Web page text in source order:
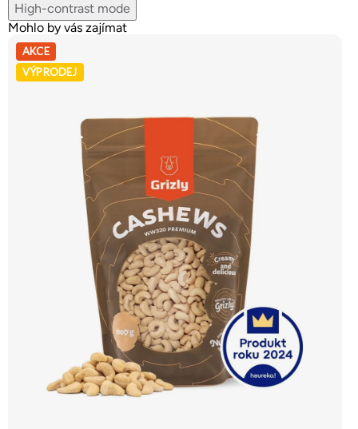
High-contrast mode
Mohlo by vás zajímat
AKCE
VÝPRODEJ